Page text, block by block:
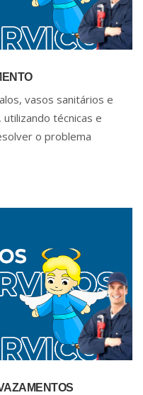
vasos sanitários e
técnicas e
o problema